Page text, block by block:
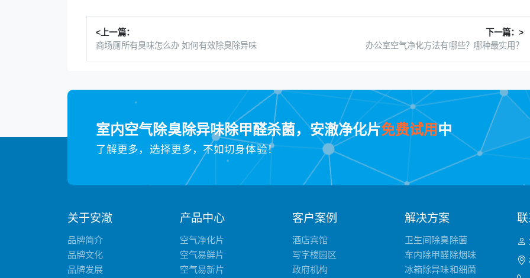
<上一篇：
商场厕所有臭味怎么办 如何有效除臭除异味
下一篇：>
办公室空气净化方法有哪些？哪种最实用？
室内空气除臭除异味除甲醛杀菌，安澈净化片免费试用中
了解更多，选择更多，不如切身体验！
关于安澈
品牌简介
品牌文化
品牌发展
产品中心
空气净化片
空气易鲜片
空气易新片
客户案例
酒店宾馆
写字楼园区
政府机构
解决方案
卫生间除臭除菌
车内除甲醛除烟味
冰箱除异味和细菌